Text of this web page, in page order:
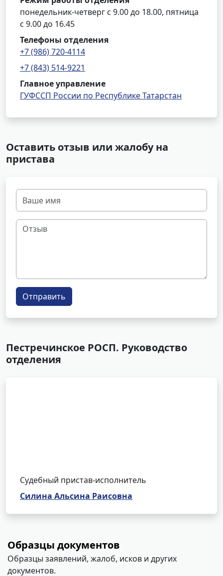
понедельник-четверг с 9.00 до 18.00, пятница
с 9.00 до 16.45
Телефоны отделения
+7 (986) 720-4114
+7 (843) 514-9221
Главное управление
ГУФССП России по Республике Татарстан
Оставить отзыв или жалобу на
пристава
Отправить
Пестречинское РОСП. Руководство
отделения
Судебный пристав-исполнитель
Силина Альсина Раисовна
Образцы документов
Образцы заявлений, жалоб, исков и других
документов.